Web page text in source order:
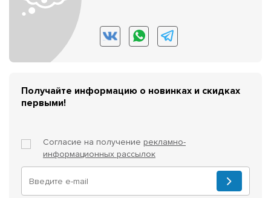
Получайте информацию о новинках и скидках
первыми!
Согласие на получение рекламно-
информационных рассылок